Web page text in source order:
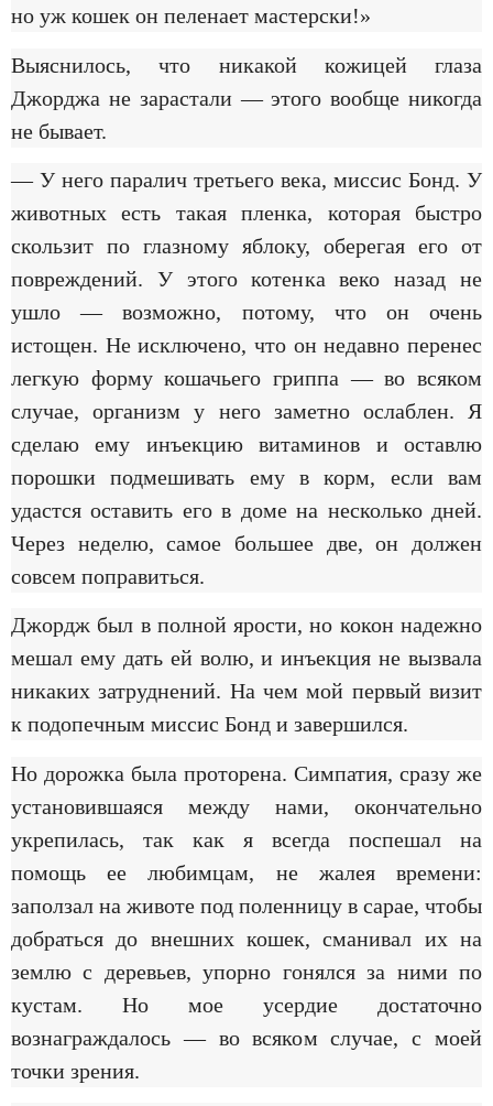
но уж кошек он пеленает мастерски!»
Выяснилось, что никакой кожицей глаза
Джорджа не зарастали — этого вообще никогда
не бывает.
— У него паралич третьего века, миссис Бонд. У
животных есть такая пленка, которая быстро
скользит по глазному яблоку, оберегая его от
повреждений. У этого котенка веко назад не
ушло — возможно, потому, что он очень
истощен. Не исключено, что он недавно перенес
легкую форму кошачьего гриппа — во всяком
случае, организм у него заметно ослаблен. Я
сделаю ему инъекцию витаминов и оставлю
порошки подмешивать ему в корм, если вам
удастся оставить его в доме на несколько дней.
Через неделю, самое большее две, он должен
совсем поправиться.
Джордж был в полной ярости, но кокон надежно
мешал ему дать ей волю, и инъекция не вызвала
никаких затруднений. На чем мой первый визит
к подопечным миссис Бонд и завершился.
Но дорожка была проторена. Симпатия, сразу же
установившаяся между нами, окончательно
укрепилась, так как я всегда поспешал на
помощь ее любимцам, не жалея времени:
заползал на животе под поленницу в сарае, чтобы
добраться до внешних кошек, сманивал их на
землю с деревьев, упорно гонялся за ними по
кустам. Но мое усердие достаточно
вознаграждалось — во всяком случае, с моей
точки зрения.